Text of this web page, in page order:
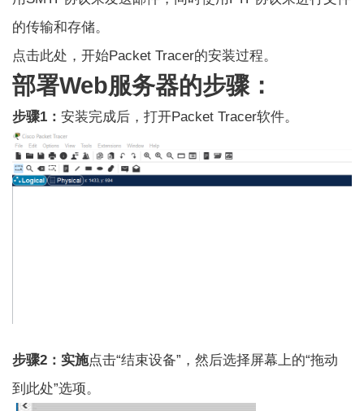
的传输和存储。
点击此处，开始Packet Tracer的安装过程。
部署Web服务器的步骤：
步骤1：安装完成后，打开Packet Tracer软件。
步骤2：实施点击“结束设备”，然后选择屏幕上的“拖动
到此处”选项。